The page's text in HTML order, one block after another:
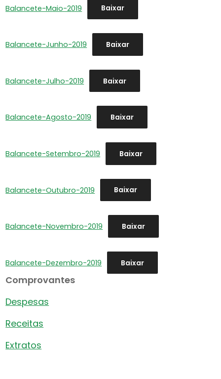
Balancete-Maio-2019 Baixar
Balancete-Junho-2019 Baixar
Balancete-Julho-2019 Baixar
Balancete-Agosto-2019 Baixar
Balancete-Setembro-2019 Baixar
Balancete-Outubro-2019 Baixar
Balancete-Novembro-2019 Baixar
Balancete-Dezembro-2019 Baixar
Comprovantes
Despesas
Receitas
Extratos